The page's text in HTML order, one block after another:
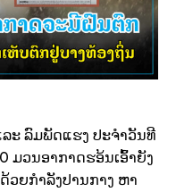
ະ ລົມພັດແຮງ ປະຈໍາວັນທີ
ມວນອາກາດຮອ້ນເອົ້າຍັງ
ວຍກໍາລັງປານກາງ ຫາ